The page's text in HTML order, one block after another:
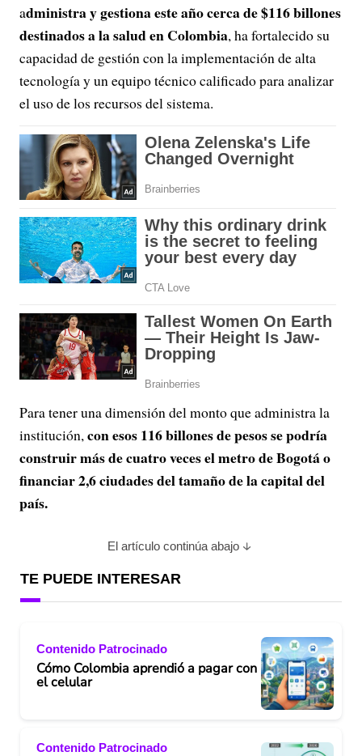
administra y gestiona este año cerca de $116 billones
destinados a la salud en Colombia, ha fortalecido su
capacidad de gestión con la implementación de alta
tecnología y un equipo técnico calificado para analizar
el uso de los recursos del sistema.
Para tener una dimensión del monto que administra la
institución,con esos 116 billones de pesos se podría
construir más de cuatro veces el metro de Bogotá o
financiar 2,6 ciudades del tamaño de la capital del
país.
El artículo continúa abajo
TE PUEDE INTERESAR
Contenido Patrocinado
Cómo Colombia aprendió a pagar con
el celular
Contenido Patrocinado